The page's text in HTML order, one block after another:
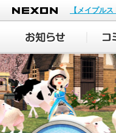
NEXON
【メイプル